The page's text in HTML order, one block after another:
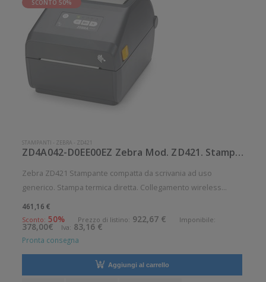
SCONTO 50%
STAMPANTI - ZEBRA - ZD421
ZD4A042-D0EE00EZ Zebra Mod. ZD421. Stampante di etichette.
Zebra ZD421 Stampante compatta da scrivania ad uso
generico. Stampa termica diretta. Collegamento wireless
senza fili. Velocità di stampa: 152 mm/sec Risoluzione di
stampa: 8 dot/mm Wireless: Presente Supporto di stampa:
Braccialetti, Carta in
461,16 €
Sconto: 50% Prezzo di listino: 922,67 € Imponibile:
378,00€ Iva: 83,16 €
Pronta consegna
Aggiungi al carrello